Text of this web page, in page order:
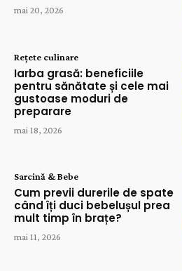
mai 20, 2026
Rețete culinare
Iarba grasă: beneficiile
pentru sănătate și cele mai
gustoase moduri de
preparare
mai 18, 2026
Sarcină & Bebe
Cum previi durerile de spate
când îți duci bebelușul prea
mult timp în brațe?
mai 11, 2026